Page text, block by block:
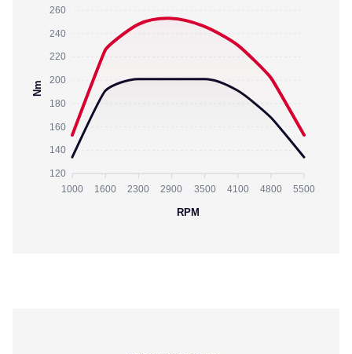
260
240
220
200
180
160
140
120
Nm
1000 1600 2300 2900 3500 4100 4800 5500
RPM